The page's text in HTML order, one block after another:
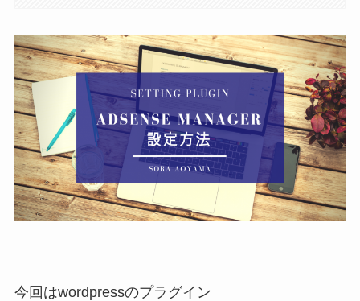
今回はwordpressのプラグイン